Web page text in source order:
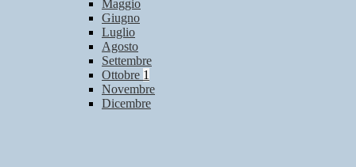
Maggio
Giugno
Luglio
Agosto
Settembre
Ottobre 1
Novembre
Dicembre